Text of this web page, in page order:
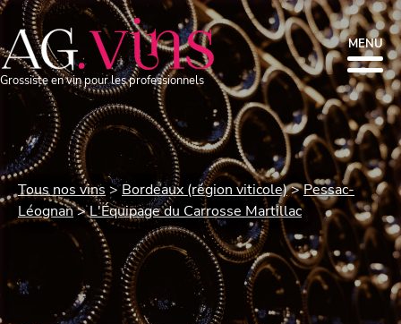
Grossiste en vin pour les professionnels
MENU
Tous nos vins Bordeaux (région viticole)
Pessac-
Léognan
L'Équipage du Carrosse Martillac